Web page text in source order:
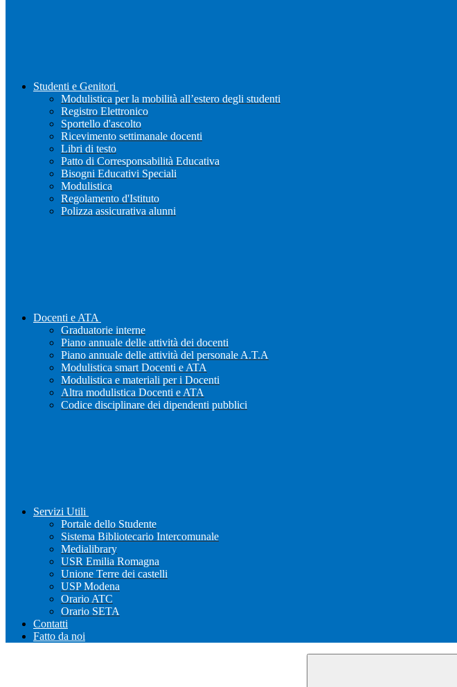
Studenti e Genitori
Modulistica per la mobilità all’estero degli studenti
Registro Elettronico
Sportello d'ascolto
Ricevimento settimanale docenti
Libri di testo
Patto di Corresponsabilità Educativa
Bisogni Educativi Speciali
Modulistica
Regolamento d'Istituto
Polizza assicurativa alunni
Docenti e ATA
Graduatorie interne
Piano annuale delle attività dei docenti
Piano annuale delle attività del personale A.T.A
Modulistica smart Docenti e ATA
Modulistica e materiali per i Docenti
Altra modulistica Docenti e ATA
Codice disciplinare dei dipendenti pubblici
Servizi Utili
Portale dello Studente
Sistema Bibliotecario Intercomunale
Medialibrary
USR Emilia Romagna
Unione Terre dei castelli
USP Modena
Orario ATC
Orario SETA
Contatti
Fatto da noi